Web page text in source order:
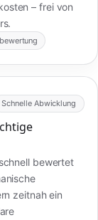
– frei von
Schnelle Abwicklung
bewertet
zeitnah ein